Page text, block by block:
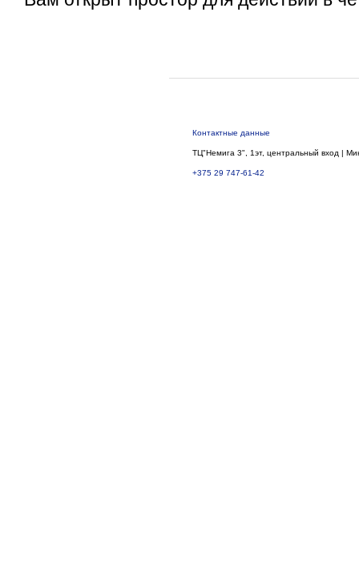
Контактные данные
ТЦ"Немига 3", 1эт, центральный вход |
+375 29 747-61-42